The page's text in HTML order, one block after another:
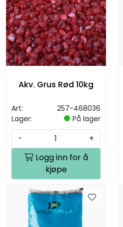
Akv. Grus Rød 10kg
Art:
257-468036
Lager:
På lager
-
+
Logg inn for å
kjøpe